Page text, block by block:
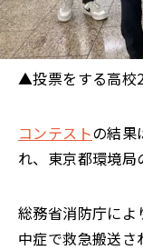
▲投票をする高校
コンテストの結果
れ、東京都環境局
総務省消防庁に
中症で救急搬送さ